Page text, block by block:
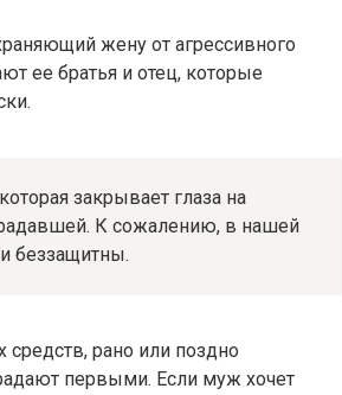
жену от агрессивного
ее братья и отец, которые
закрывает глаза на
К сожалению, в нашей
беззащитны.
средств, рано или поздно
первыми. Если муж хочет